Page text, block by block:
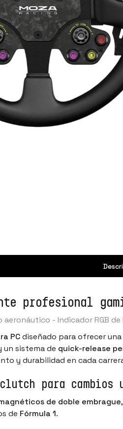
profesional
- Indicador RGB
PCdiseñado para ofrecer
un sistema de quick-release
y durabilidad en cada
clutch para
de doble embrague
de Fórmula 1.